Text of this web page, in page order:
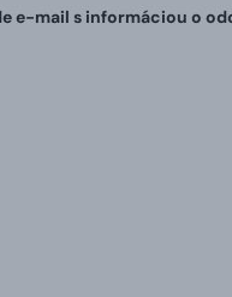
e-mail s informáciou o